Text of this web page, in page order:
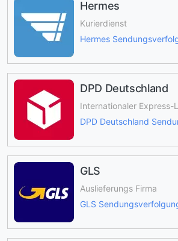
Hermes
Kurierdienst
Hermes
DPD Deutschland
Internationaler Express-
DPD Deutschland
GLS
Auslieferungs Firma
GLS